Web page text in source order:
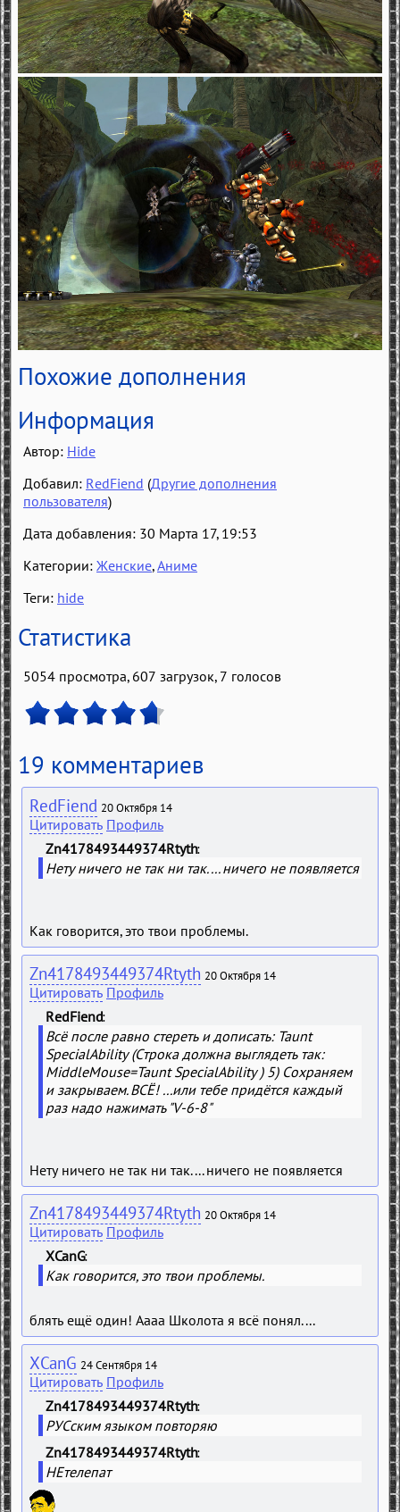
Похожие дополнения
Информация
Автор: Hide
Добавил: RedFiend (Другие дополнения
пользователя)
Дата добавления: 30 Марта 17, 19:53
Категории: Женские,Аниме
Теги: hide
Статистика
5054 просмотра, 607 загрузок, 7 голосов
19 комментариев
RedFiend 20 Октября 14
Цитировать Профиль
Zn4178493449374Rtyth
Нету ничего не так ни так.... ничего не появляется
Как говорится, это твои проблемы.
Zn4178493449374Rtyth 20 Октября 14
Цитировать Профиль
RedFiend
Всё после равно стереть и дописать: Taunt
SpecialAbility (Строка должна выглядеть так:
MiddleMouse=Taunt SpecialAbility ) 5) Сохраняем
и закрываем. ВСЁ! ...или тебе придётся каждый
раз надо нажимать "V-6-8"
Нету ничего не так ни так.... ничего не появляется
Zn4178493449374Rtyth 20 Октября 14
Цитировать Профиль
XCanG
Как говорится, это твои проблемы.
блять ещё один! Аааа Школота я всё понял....
XCanG 24 Сентября 14
Цитировать Профиль
Zn4178493449374Rtyth
РУСским языком повторяю
Zn4178493449374Rtyth
НЕтелепат